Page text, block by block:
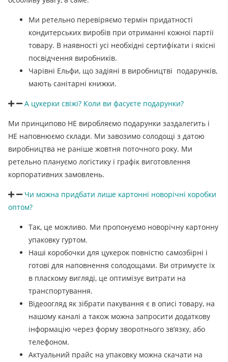
Ми ретельно перевіряємо термін придатності
кондитерських виробів при отриманні кожної партії
товару. В наявності усі необхідні сертифікати і якісні
посвідчення виробників.
Чарівні Ельфи, що задіяні в виробництві подарунків,
мають санітарні книжки.
А цукерки свіжі? Коли ви фасуєте подарунки?
Ми принципово НЕ виробляємо подарунки заздалегить і
НЕ наповнюємо склади. Ми завозимо солодощі з датою
виробництва не раніше жовтня поточного року. Ми
ретельно плануємо логістику і графік виготовлення
корпоративних замовлень.
Чи можна придбати лише картонні новорічні коробки
оптом?
Так, це можливо. Ми пропонуємо новорічну картонну
упаковку гуртом.
Наші коробочки для цукерок повністю самозбірні і
готові для наповнення солодощами. Ви отримуєте їх
в пласкому вигляді, це оптимізує витрати на
транспортування.
Відеоогляд як зібрати пакування є в описі товару, на
нашому каналі а також можна запросити додаткову
інформацію через форму зворотнього зв’язку, або
телефоном.
Актуальний прайс на упаковку можна скачати на